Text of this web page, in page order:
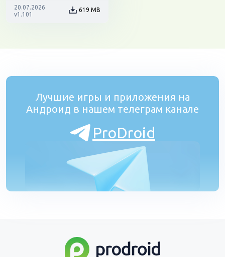
20.07.2026
v1.101
619 MB
Лучшие игры и приложения на
Андроид в нашем телеграм канале
ProDroid